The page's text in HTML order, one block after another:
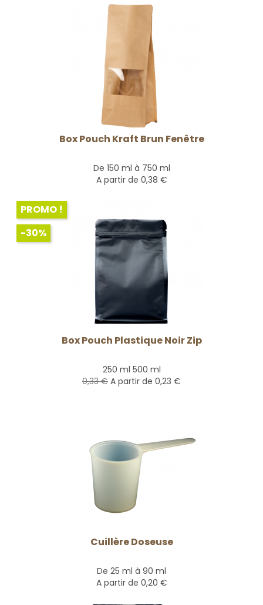
Box Pouch Kraft Brun Fenêtre
De 150 ml à 750 ml
A partir de 0,38 €
Box Pouch Plastique Noir Zip
250 ml 500 ml
0,33 € A partir de 0,23 €
PROMO !
-30%
Cuillère Doseuse
De 25 ml à 90 ml
A partir de 0,20 €